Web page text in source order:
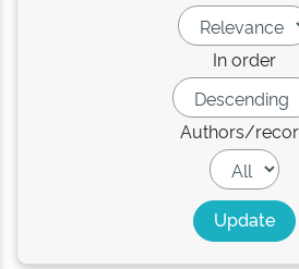
In order
Authors/